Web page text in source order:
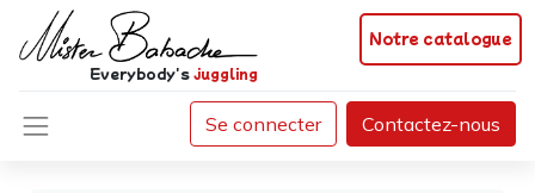
Notre catalogue
Everybody'sjuggling
Se connecter Contactez-nous